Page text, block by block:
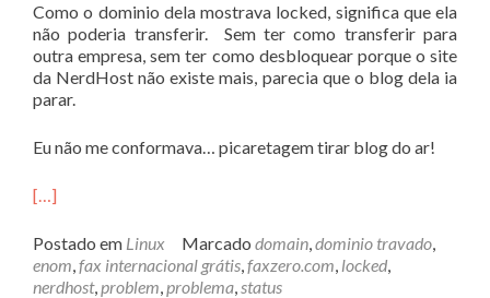
Como o dominio dela mostrava locked, significa que ela
não poderia transferir. Sem ter como transferir para
outra empresa, sem ter como desbloquear porque o site
da NerdHost não existe mais, parecia que o blog dela ia
parar.
Eu não me conformava… picaretagem tirar blog do ar!
[…]
Postado em Linux Marcado domain,dominio travado,
enom,fax internacional grátis,faxzero.com, locked,
nerdhost,problem,problema,status